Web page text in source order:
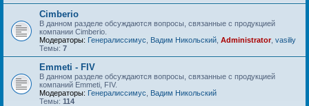
Cimberio
В данном разделе обсуждаются вопросы, связанные с продукцией
компании Cimberio.
Модераторы: Генералиссимус Вадим Никольский Administrator, vasiliy
Темы: 7
Emmeti - FIV
В данном разделе обсуждаются вопросы, связанные с продукцией
компаний Emmeti, FIV.
Модераторы: Генералиссимус
Вадим Никольский
Темы: 114